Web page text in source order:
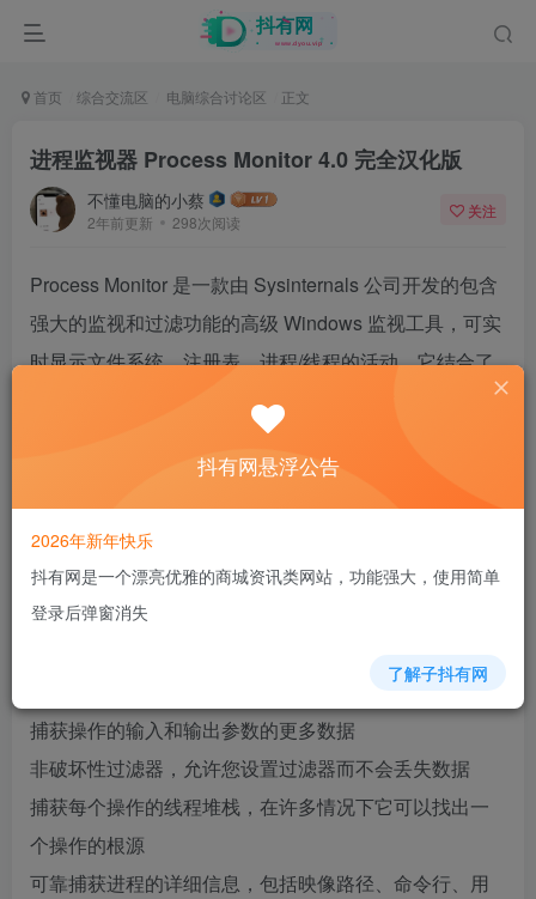
首页 综合交流区 电脑综合讨论区 正文
进程监视器 Process Monitor 4.0 完全汉化版
不懂电脑的小蔡
2年前更新 298次阅读
关注
Process Monitor 是一款由 Sysinternals 公司开发的包含
强大的监视和过滤功能的高级 Windows 监视工具，可实
时显示文件系统、注册表、进程/线程的活动。它结合了
两个 Sysinternals 的旧版工具 Filemon 和 Regmon 的功
能，并添加了一个包含丰富的和非破坏性的广泛增强过
滤功能列表，全面的事件属性（例如会话 ID 和用户名
称），可靠的进程信息，每个操作的完整线程、堆栈与
集成符号支持，同时记录到一个文件中，以及更多。其
独一无二的强大功能将使 Process Monitor 在您的系统故
障排除和恶意软件检测中发挥重要的作用。
捕获操作的输入和输出参数的更多数据
非破坏性过滤器，允许您设置过滤器而不会丢失数据
捕获每个操作的线程堆栈，在许多情况下它可以找出一
个操作的根源
可靠捕获进程的详细信息，包括映像路径、命令行、用
抖有网悬浮公告
2026年新年快乐
抖有网是一个漂亮优雅的商城资讯类网站，功能强大，使用简单
登录后弹窗消失
了解子抖有网